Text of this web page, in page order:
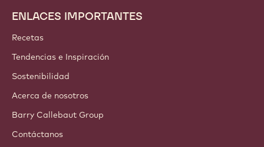
Footer
Callebaut
ENLACES IMPORTANTES
Recetas
Tendencias e Inspiración
Sostenibilidad
Acerca de nosotros
Barry Callebaut Group
Contáctanos